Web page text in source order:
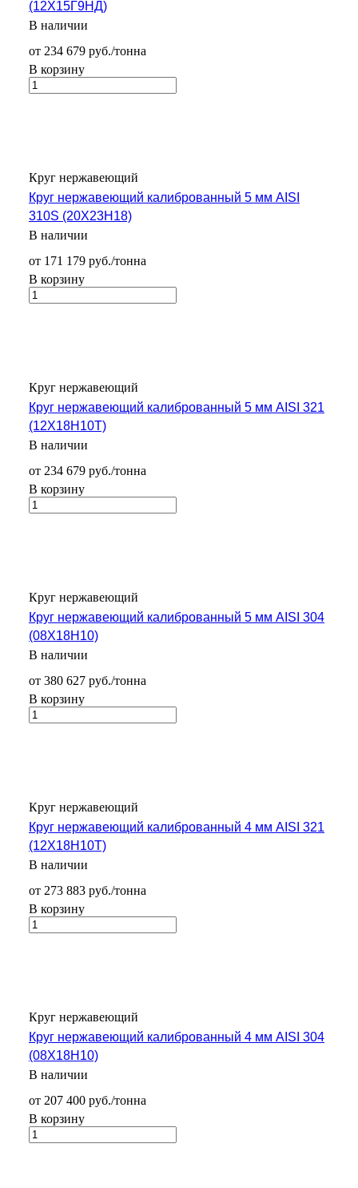
(12Х15Г9НД)
В наличии
от 234 679 руб./тонна
В корзину
Круг нержавеющий
Круг нержавеющий калиброванный 5 мм AISI
310S (20Х23Н18)
В наличии
от 171 179 руб./тонна
В корзину
Круг нержавеющий
Круг нержавеющий калиброванный 5 мм AISI 321
(12Х18Н10Т)
В наличии
от 234 679 руб./тонна
В корзину
Круг нержавеющий
Круг нержавеющий калиброванный 5 мм AISI 304
(08Х18Н10)
В наличии
от 380 627 руб./тонна
В корзину
Круг нержавеющий
Круг нержавеющий калиброванный 4 мм AISI 321
(12Х18Н10Т)
В наличии
от 273 883 руб./тонна
В корзину
Круг нержавеющий
Круг нержавеющий калиброванный 4 мм AISI 304
(08Х18Н10)
В наличии
от 207 400 руб./тонна
В корзину